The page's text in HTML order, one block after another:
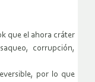
que el ahora cráter
corrupción,
por lo que